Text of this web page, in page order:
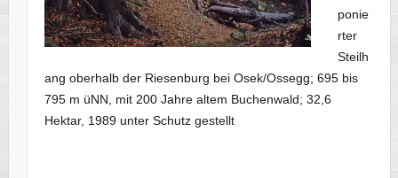
ponie
rter
Steilh
ang oberhalb der Riesenburg bei Osek/Ossegg; 695 bis
795 m üNN, mit 200 Jahre altem Buchenwald; 32,6
Hektar, 1989 unter Schutz gestellt